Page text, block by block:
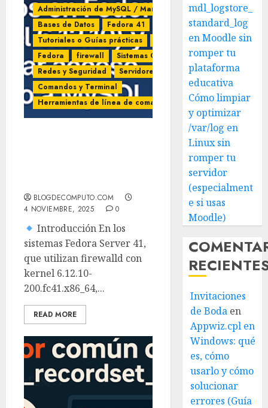
Administración de MySQL / MariaDB
Bases de Datos
Fedora 41
Tutoriales o Guías prácticas
Fedora
firewall
Sistemas Operativos
Redes y Seguridad
Servidores
Comandos y Terminal
Herramientas de línea de comandos (Linux)
BLOGDECOMPUTO.COM
4 NOVIEMBRE, 2025
0
Introducción En los
sistemas Fedora Server 41,
que utilizan firewalld con
kernel 6.12.10-
200.fc41.x86_64,...
READ MORE
mdl_logstore_
standard_log
en Moodle sin
romper tu
plataforma
educativa
Cómo limpiar
y optimizar
/var/log en
Linux sin
romper tu
servidor
(especialment
e si usas
Moodle)
Invitaciones
de Boda en
Appwiz.cpl en
Windows: qué
es, cómo
usarlo y cómo
solucionar
errores (Guía